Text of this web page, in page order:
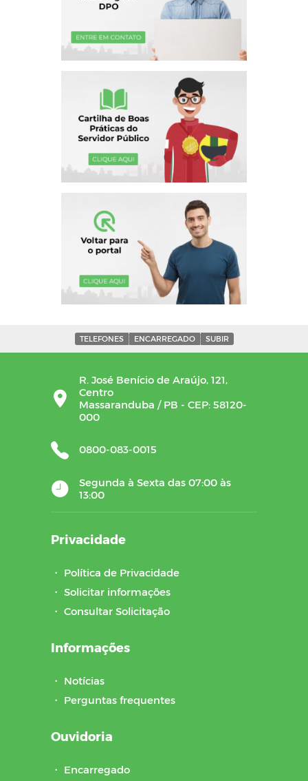
TELEFONES ENCARREGADO SUBIR
R. José Benício de Araújo, 121,
Centro
Massaranduba / PB - CEP: 58120-
000
0800-083-0015
Segunda à Sexta das 07:00 às
13:00
Privacidade
・ Política de Privacidade
・ Solicitar informações
・ Consultar Solicitação
Informações
・ Notícias
・ Perguntas frequentes
Ouvidoria
・ Encarregado